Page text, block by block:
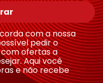
com a nossa
pedir o
ofertas a
Aqui você
e não recebe